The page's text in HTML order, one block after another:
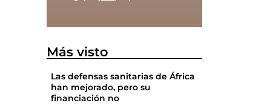
Más visto
Las defensas sanitarias de África
han mejorado, pero su
financiación no